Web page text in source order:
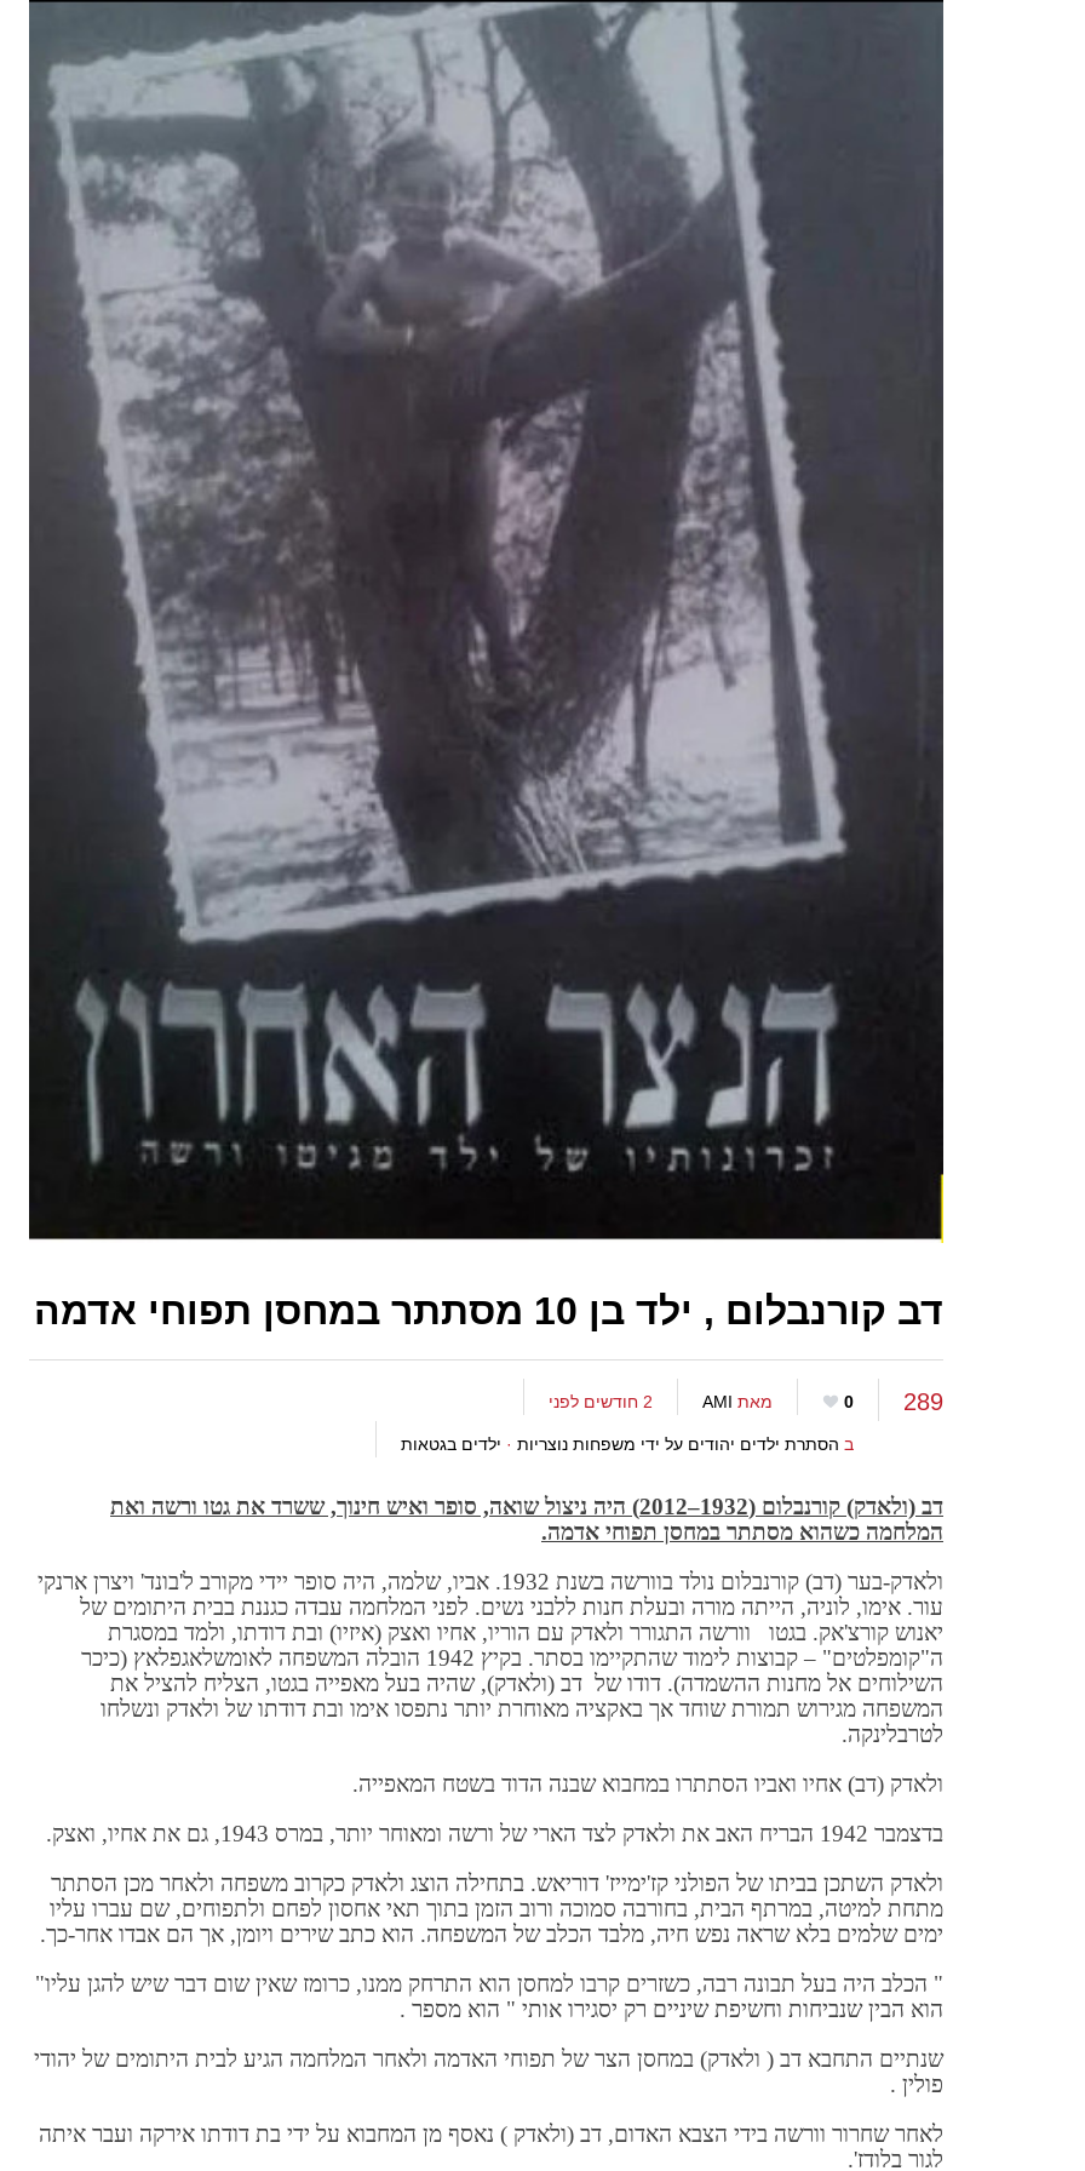
דב קורנבלום , ילד בן 10 מסתתר במחסן תפוחי אדמה
289
0 מאת AMI 2 חודשים לפני
ב הסתרת ילדים יהודים על ידי משפחות נוצריות · ילדים בגטאות
דב (ולאדק) קורנבלום (1932–2012) היה ניצול שואה, סופר ואיש חינוך, ששרד את גטו ורשה ואת
המלחמה כשהוא מסתתר במחסן תפוחי אדמה.
ולאדק-בער (דב) קורנבלום נולד בוורשה בשנת 1932. אביו, שלמה, היה סופר יידי מקורב ל'בונד' ויצרן ארנקי
עור. אימו, לוניה, הייתה מורה ובעלת חנות ללבני נשים. לפני המלחמה עבדה כגננת בבית היתומים של
יאנוש קורצ'אק. בגטו וורשה התגורר ולאדק עם הוריו, אחיו ואצק (איזיו) ובת דודתו, ולמד במסגרת
ה"קומפלטים" – קבוצות לימוד שהתקיימו בסתר. בקיץ 1942 הובלה המשפחה לאומשלאגפלאץ (כיכר
השילוחים אל מחנות ההשמדה). דודו של דב (ולאדק), שהיה בעל מאפייה בגטו, הצליח להציל את
המשפחה מגירוש תמורת שוחד אך באקציה מאוחרת יותר נתפסו אימו ובת דודתו של ולאדק ונשלחו
לטרבלינקה.
ולאדק (דב) אחיו ואביו הסתתרו במחבוא שבנה הדוד בשטח המאפייה.
בדצמבר 1942 הבריח האב את ולאדק לצד הארי של ורשה ומאוחר יותר, במרס 1943, גם את אחיו, ואצק.
ולאדק השתכן בביתו של הפולני קז'ימייז' דוריאש. בתחילה הוצג ולאדק כקרוב משפחה ולאחר מכן הסתתר
מתחת למיטה, במרתף הבית, בחורבה סמוכה ורוב הזמן בתוך תאי אחסון לפחם ולתפוחים, שם עברו עליו
ימים שלמים בלא שראה נפש חיה, מלבד הכלב של המשפחה. הוא כתב שירים ויומן, אך הם אבדו אחר-כך.
" הכלב היה בעל תבונה רבה, כשזרים קרבו למחסן הוא התרחק ממנו, כרומז שאין שום דבר שיש להגן עליו"
הוא הבין שנביחות וחשיפת שיניים רק יסגירו אותי " הוא מספר .
שנתיים התחבא דב ( ולאדק) במחסן הצר של תפוחי האדמה ולאחר המלחמה הגיע לבית היתומים של יהודי
פולין .
לאחר שחרור וורשה בידי הצבא האדום, דב (ולאדק ) נאסף מן המחבוא על ידי בת דודתו אירקה ועבר איתה
לגור בלודז'.